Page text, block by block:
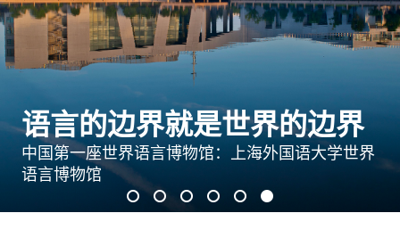
实干立身 实绩立业
开展树立和践行正确政绩观学习教育
西索 · 开卷 等你来“阅”
全民阅读活动周
学法明智 守法修身
法治文化宣传月
骐骥驰新 奋楫笃行
SISU ❤ 2026
凝聚共识 强化担当
学习贯彻党的二十届四中全会精神
语言的边界就是世界的边界
中国第一座世界语言博物馆：上海外国语大学世界
语言博物馆